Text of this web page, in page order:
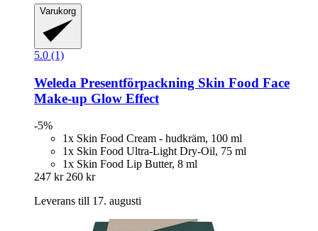
Varukorg
5.0 (1)
Weleda Presentförpackning Skin Food Face
Make-​up Glow Effect
-5%
1x Skin Food Cream - hudkräm, 100 ml
1x Skin Food Ultra-Light Dry-Oil, 75 ml
1x Skin Food Lip Butter, 8 ml
247 kr 260 kr
Leverans till 17. augusti